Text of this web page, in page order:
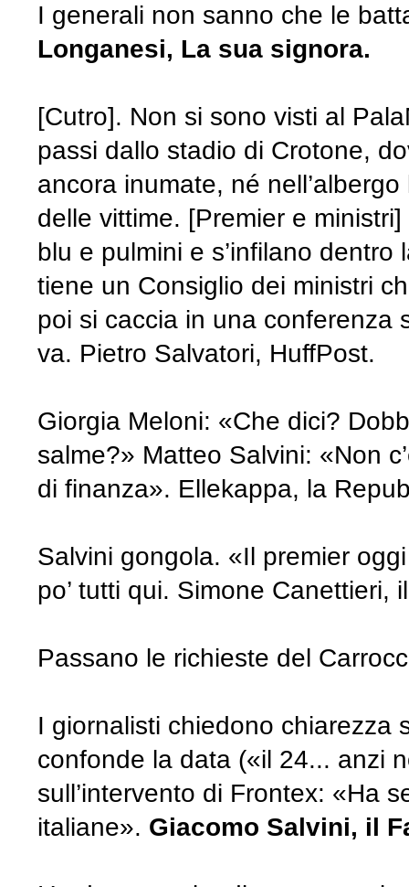
I generali non sanno che le
Longanesi, La sua signora.
[Cutro]. Non si sono visti al
passi dallo stadio di Crotone,
ancora inumate, né
delle vittime. [Premier e
blu e pulmini e s’infilano
tiene un Consiglio dei ministri
poi si caccia in una conferenza
va. Pietro Salvatori, HuffPost.
Giorgia Meloni: «Che dici?
salme?» Matteo Salvini: «Non
di finanza». Ellekappa, la
Salvini gongola. «Il premier
po’ tutti qui. Simone Canettieri,
Passano le richieste del
I giornalisti chiedono chiarezza
confonde la data («il 24... anzi
sull’intervento di Frontex: «Ha
italiane». Giacomo Salvini, il